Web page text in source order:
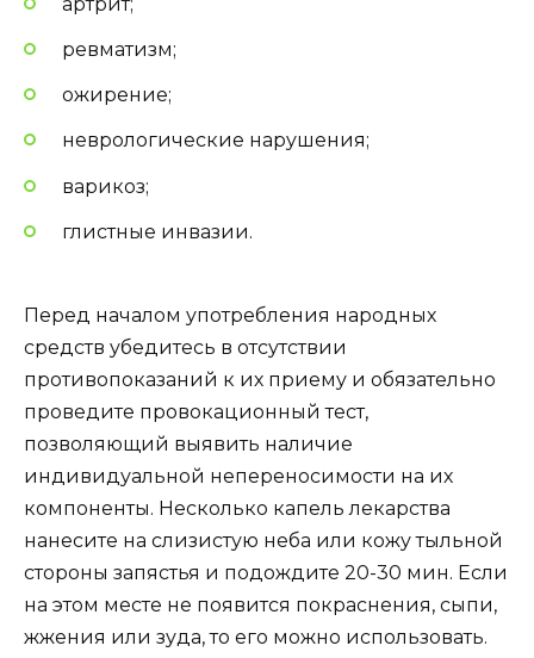
ревматизм;
ожирение;
неврологические нарушения;
варикоз;
глистные инвазии.
Перед началом употребления народных
средств убедитесь в отсутствии
противопоказаний к их приему и обязательно
проведите провокационный тест,
позволяющий выявить наличие
индивидуальной непереносимости на их
компоненты. Несколько капель лекарства
нанесите на слизистую неба или кожу тыльной
стороны запястья и подождите 20-30 мин. Если
на этом месте не появится покраснения, сыпи,
жжения или зуда, то его можно использовать.